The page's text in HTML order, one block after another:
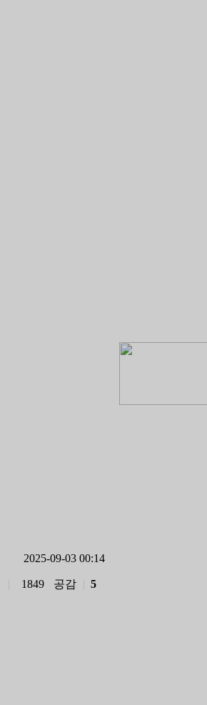
2025-09-03 00:14
1849 공감 5